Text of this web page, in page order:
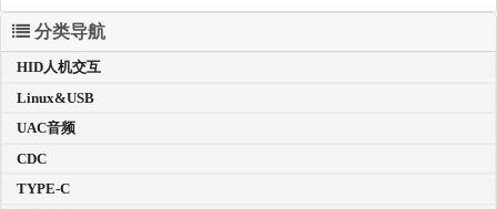
分类导航
HID人机交互
Linux&USB
UAC音频
CDC
TYPE-C